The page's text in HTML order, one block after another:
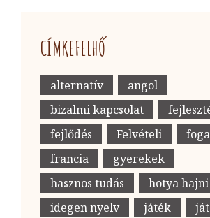
CÍMKEFELHŐ
alternatív
angol
bizalmi kapcsolat
fejlődés
Felvételi
francia
gyerekek
hasznos tudás
hotya hajni
idegen nyelv
játék